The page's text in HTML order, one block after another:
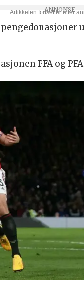
PFA og